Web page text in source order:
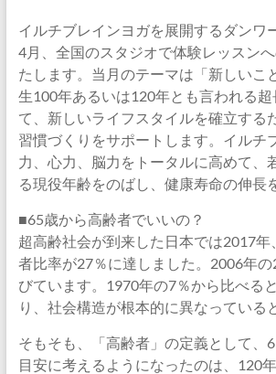
イルチブレインヨガを展開するダンワ
4月、全国のスタジオで体験レッスン
たします。当月のテーマは「新しいこ
生100年あるいは120年とも言われる
て、新しいライフスタイルを確立する
習慣づくりをサポートします。イルチ
力、心力、脳力をトータルに高めて、
る現役年齢をのばし、健康寿命の伸長
■65歳から高齢者でいいの？
超高齢社会が到来した日本では2017年
者比率が27％に達しました。2006年
びています。1970年の7％から比べる
り、社会構造が根本的に異なっている
そもそも、「高齢者」の定義として、
目安に考えるようになったのは、120